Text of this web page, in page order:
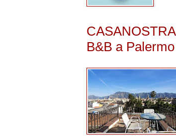
CASANOSTRA
B&B a Palermo